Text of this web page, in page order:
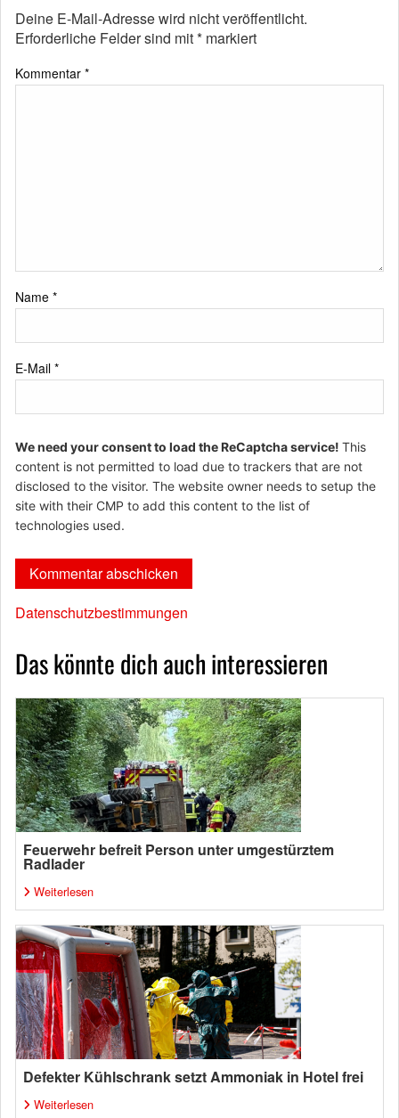
Deine E-Mail-Adresse wird nicht veröffentlicht.
Erforderliche Felder sind mit* markiert
Kommentar *
Name *
E-Mail *
We need your consent to load the ReCaptcha service! This
content is not permitted to load due to trackers that are not
disclosed to the visitor. The website owner needs to setup the
site with their CMP to add this content to the list of
technologies used.
Datenschutzbestimmungen
Das könnte dich auch interessieren
Feuerwehr befreit Person unter umgestürztem
Radlader
Weiterlesen
Defekter Kühlschrank setzt Ammoniak in Hotel frei
Weiterlesen